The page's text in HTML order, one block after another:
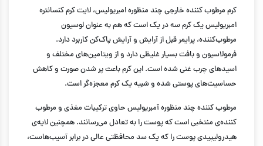
کرم مرطوب کننده خارجی چند منظوره امبریولیس، لایت کرم کنسانتره
امبریولیس یک کرم سه در یک است که هم به عنوان لوسیون
مرطوب‌کننده، پرایمر قبل از آرایش و آرایش پاک‌کن کاربرد دارد.
فرمولاسیون و بافت بسیار غلیظی دارد و از ویتامین‌های مختلف و
اسیدهای چرب غنی شده است. این کرم باعث پر شدن صورت و کاهش
حساسیت‌های پوستی شده و شبیه یک کرم معجزه‌گر است.
مرطوب کننده چند منظوره آمبریولیس حاوی ترکیبات مغذی و مرطوب
کننده‌ی منتخبی است که پوست را به تعادل می‌رسانند. همچنین لایه‌ی
هیدرولیپیدی پوست را که یک سد محافظتی عالی در برابر آسیب‌هاست،